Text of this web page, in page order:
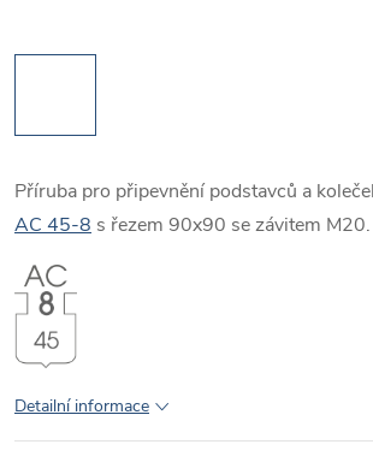
Příruba pro připevnění podstavců a
AC 45-8 s řezem 90x90 se závitem M20.
Detailní informace